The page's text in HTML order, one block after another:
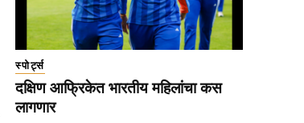
स्पोर्ट्स
दक्षिण आफ्रिकेत भारतीय महिलांचा कस
लागणार